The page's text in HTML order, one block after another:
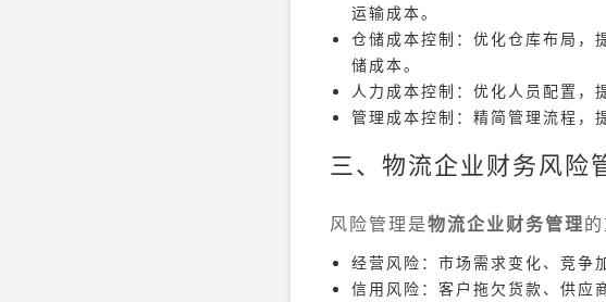
运输成本。
仓储成本控制：优化仓库布局，
储成本。
人力成本控制：优化人员配置，
管理成本控制：精简管理流程，
三、物流企业财务风险
风险管理是物流企业财务管理
经营风险：市场需求变化、竞争
信用风险：客户拖欠货款、供应